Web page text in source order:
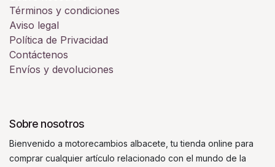
Términos y condiciones
Aviso legal
Política de Privacidad
Contáctenos
Envíos y devoluciones
Sobre nosotros
Bienvenido a motorecambios albacete, tu tienda online para
comprar cualquier artículo relacionado con el mundo de la